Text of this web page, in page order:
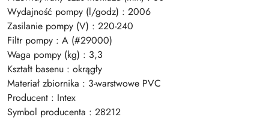
Wydajność pompy (l/godz) : 2006
Zasilanie pompy (V) : 220-240
Filtr pompy : A (#29000)
Waga pompy (kg) : 3,3
Kształt basenu : okrągły
Materiał zbiornika : 3-warstwowe PVC
Producent : Intex
Symbol producenta : 28212